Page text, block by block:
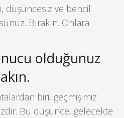
düşüncesiz ve bencil
Bırakın. Onlara
olduğunuz
biri, geçmişimiz
Bu düşünce, gelecekte